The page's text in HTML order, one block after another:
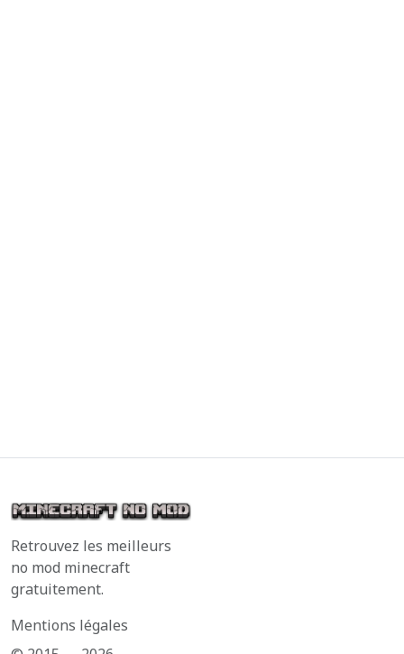
Retrouvez les meilleurs
no mod minecraft
gratuitement.
Mentions légales